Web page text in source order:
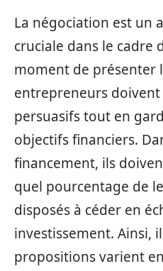
La négociation est un
cruciale dans le cadre
moment de présenter
entrepreneurs
persuasifs tout en
objectifs financiers.
financement, ils
quel pourcentage de
disposés à céder en
investissement. Ainsi,
propositions varient